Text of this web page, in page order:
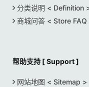
分类说明 < Definition
商城问答 < Store FAQ
帮助支持 [ Support ]
网站地图 < Sitemap >